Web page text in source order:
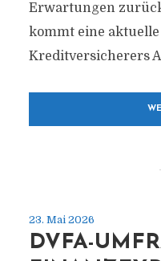
Erwartungen
kommt eine
Kreditversicherers
23. Mai 2026
DVFA-